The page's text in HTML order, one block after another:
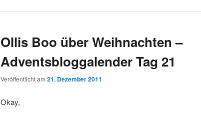
Ollis Boo über Weihnachten –
Adventsbloggalender Tag 21
Veröffentlicht am 21. Dezember 2011
Okay,